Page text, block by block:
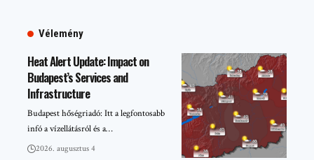
Vélemény
Heat Alert Update: Impact on
Budapest’s Services and
Infrastructure
Budapest hőségriadó: Itt a legfontosabb
infó a vízellátásról és a…
2026. augusztus 4